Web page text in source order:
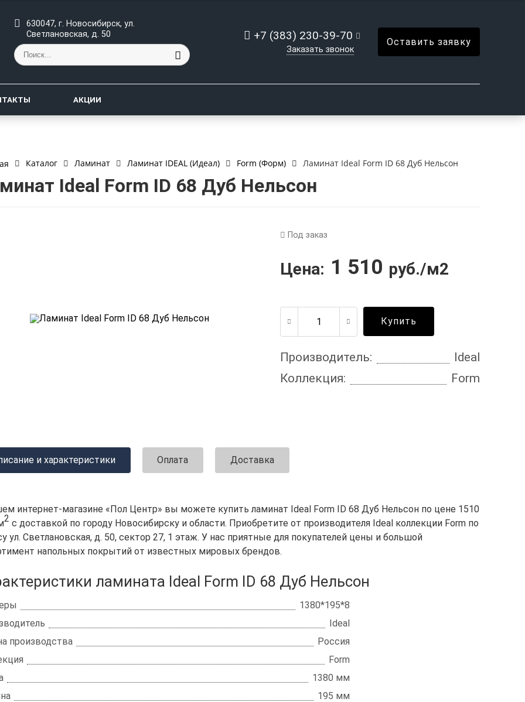
630047, г. Новосибирск, ул.
Светлановская, д. 50
+7 (383) 230-39-70
Заказать звонок
Оставить заявку
АКЦИИ
Каталог Ламинат Ламинат IDEAL (Идеал) Form (Форм) Ламинат Ideal Form ID 68 Дуб Нельсон
Ideal Form ID 68 Дуб Нельсон
Под заказ
Цена: 1 510 руб./м2
Купить
Производитель:
Ideal
Коллекция:
Form
и характеристики Оплата Доставка
интернет-магазине «Пол Центр» вы можете купить ламинат Ideal Form ID 68 Дуб Нельсон по цене 1510
2 с доставкой по городу Новосибирску и области. Приобретите от производителя Ideal коллекции Form по
ул. Светлановская, д. 50, сектор 27, 1 этаж. У нас приятные для покупателей цены и большой
напольных покрытий от известных мировых брендов.
ламината Ideal Form ID 68 Дуб Нельсон
1380*195*8
Ideal
производства
Россия
Form
1380 мм
195 мм